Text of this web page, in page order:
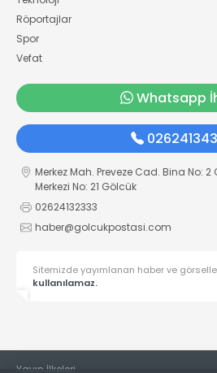
Röportajlar
Spor
Vefat
Whatsapp
Merkez Mah. Preveze Cad. Bina No: 2
Merkezi No: 21 Gölcük
02624132333
haber@golcukpostasi.com
Sitemizde yayımlanan haber ve
kullanılamaz.
Yayın İlkeleri